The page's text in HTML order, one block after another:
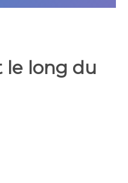
le long du